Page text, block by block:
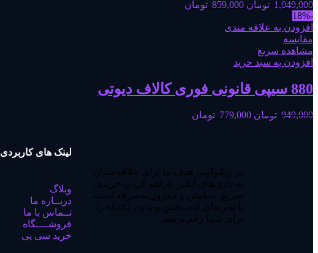
1,049,000 تومان 859,000 تومان
-18%
افزودن به علاقه مندی
مقایسه
مشاهده سریع
افزودن به سبد خرید
880 سیپی قانونی فوری کالاف دیوتی
949,000 تومان 779,000 تومان
در رنگوگیم ، هدف ما برای علاقه‌مندان
به بازی‌های آنلاین فراهم کردن خریدی
سریع، مطمئن و مقرون‌به‌صرفه است.
تا تجربه‌ای لذت‌بخش و بدون دغدغه را
برای شما رقم بزنیم.
لینک های کاربردی
وبلاگ
دربــاره ما
تــماس با ما
فروشــــگاه
خرید سی پی